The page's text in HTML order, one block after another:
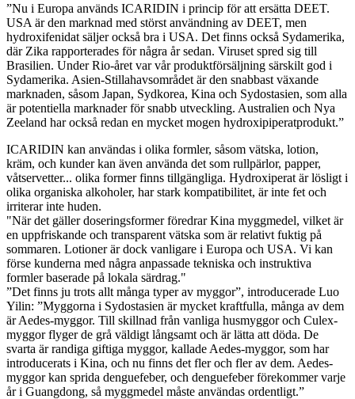
”Nu i Europa används ICARIDIN i princip för att ersätta DEET.
USA är den marknad med störst användning av DEET, men
hydroxifenidat säljer också bra i USA. Det finns också Sydamerika,
där Zika rapporterades för några år sedan. Viruset spred sig till
Brasilien. Under Rio-året var vår produktförsäljning särskilt god i
Sydamerika. Asien-Stillahavsområdet är den snabbast växande
marknaden, såsom Japan, Sydkorea, Kina och Sydostasien, som alla
är potentiella marknader för snabb utveckling. Australien och Nya
Zeeland har också redan en mycket mogen hydroxipiperatprodukt.”
ICARIDIN kan användas i olika formler, såsom vätska, lotion,
kräm, och kunder kan även använda det som rullpärlor, papper,
våtservetter... olika former finns tillgängliga. Hydroxiperat är lösligt i
olika organiska alkoholer, har stark kompatibilitet, är inte fet och
irriterar inte huden.
"När det gäller doseringsformer föredrar Kina myggmedel, vilket är
en uppfriskande och transparent vätska som är relativt fuktig på
sommaren. Lotioner är dock vanligare i Europa och USA. Vi kan
förse kunderna med några anpassade tekniska och instruktiva
formler baserade på lokala särdrag."
”Det finns ju trots allt många typer av myggor”, introducerade Luo
Yilin: ”Myggorna i Sydostasien är mycket kraftfulla, många av dem
är Aedes-myggor. Till skillnad från vanliga husmyggor och Culex-
myggor flyger de grå väldigt långsamt och är lätta att döda. De
svarta är randiga giftiga myggor, kallade Aedes-myggor, som har
introducerats i Kina, och nu finns det fler och fler av dem. Aedes-
myggor kan sprida denguefeber, och denguefeber förekommer varje
år i Guangdong, så myggmedel måste användas ordentligt.”